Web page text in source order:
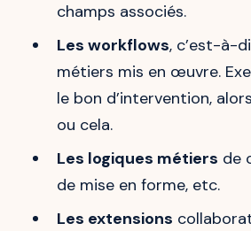
champs associés.
Les workflows, c’est-à-
métiers mis en œuvre.
le bon d’intervention,
ou cela.
Les logiques métiers de
de mise en forme, etc.
Les extensions